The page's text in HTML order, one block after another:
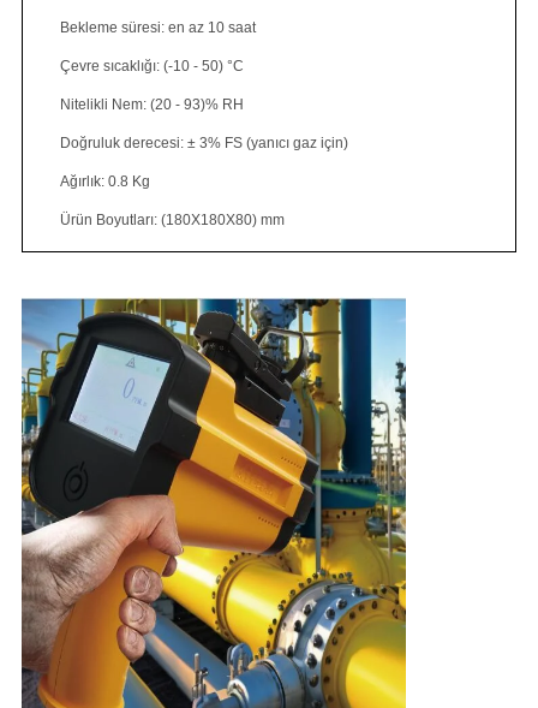
Bekleme süresi: en az 10 saat
Çevre sıcaklığı: (-10 - 50) °C
Nitelikli Nem: (20 - 93)% RH
Doğruluk derecesi: ± 3% FS (yanıcı gaz için)
Ağırlık: 0.8 Kg
Ürün Boyutları: (180X180X80) mm